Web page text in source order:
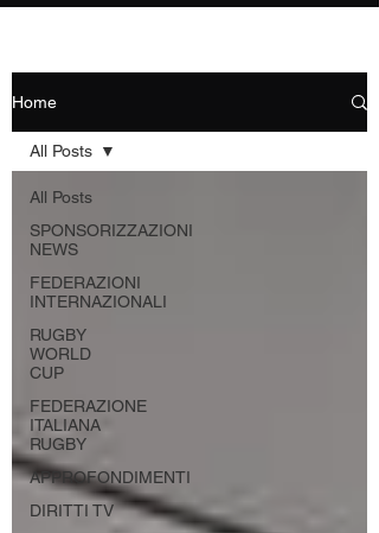
Home
All Posts
SPONSORIZZAZIONI
NEWS
FEDERAZIONI
INTERNAZIONALI
RUGBY
WORLD
CUP
FEDERAZIONE
ITALIANA
RUGBY
APPROFONDIMENTI
DIRITTI TV
All Posts